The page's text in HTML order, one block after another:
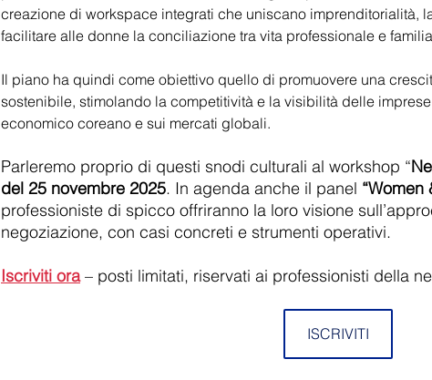
creazione di workspace integrati che uniscano imprenditorialità,
facilitare alle donne la conciliazione tra vita professionale e
Il piano ha quindi come obiettivo quello di promuovere una
sostenibile, stimolando la competitività e la visibilità delle
economico coreano e sui mercati globali.
Parleremo proprio di questi snodi culturali al workshop “
del 25 novembre 2025. In agenda anche il panel “Women
professioniste di spicco offriranno la loro visione
negoziazione, con casi concreti e strumenti operativi.
Iscriviti ora – posti limitati, riservati ai professionisti della
ISCRIVITI